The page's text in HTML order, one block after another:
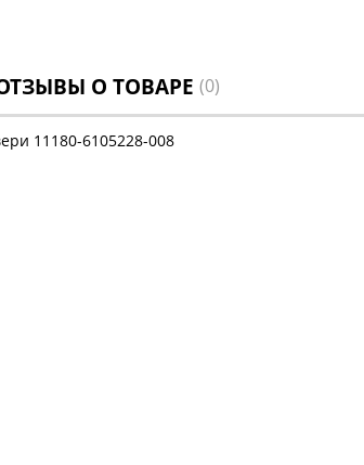
О ТОВАРЕ (0)
11180-6105228-008